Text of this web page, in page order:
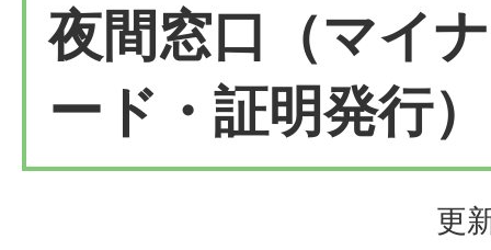
夜間窓口（マイ
ード・証明発行）
更